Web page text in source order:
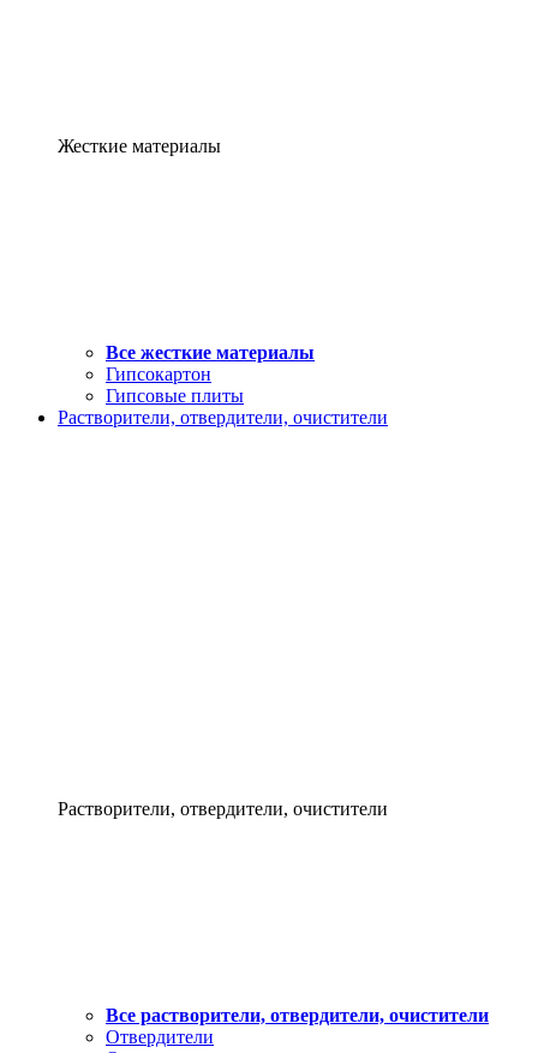
Жесткие материалы
Все жесткие материалы
Гипсокартон
Гипсовые плиты
Растворители, отвердители, очистители
Растворители, отвердители, очистители
Все растворители, отвердители, очистители
Отвердители